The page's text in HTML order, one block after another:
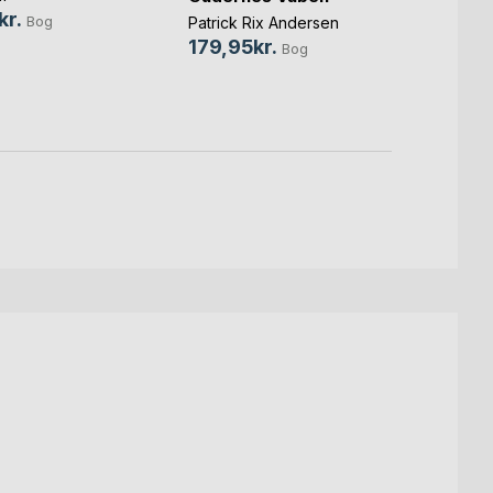
Bog Patrick Rix Andersen
179,95kr. Bog